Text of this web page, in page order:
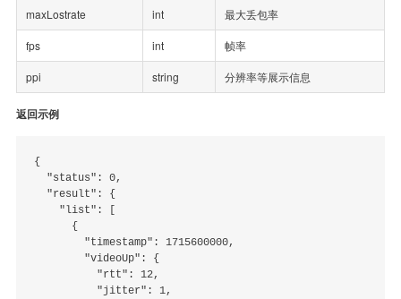
maxLostrate int 最大丢包率
fps int 帧率
ppi string 分辨率等展示信息
返回示例
{
  "status": 0,
  "result": {
    "list": [
      {
        "timestamp": 1715600000,
        "videoUp": {
          "rtt": 12,
          "jitter": 1,